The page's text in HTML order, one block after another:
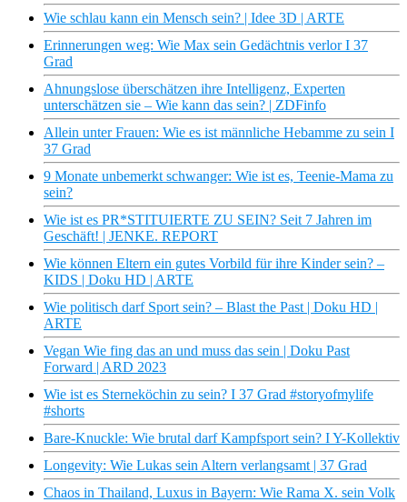
Wie schlau kann ein Mensch sein? | Idee 3D | ARTE
Erinnerungen weg: Wie Max sein Gedächtnis verlor I 37
Grad
Ahnungslose überschätzen ihre Intelligenz, Experten
unterschätzen sie – Wie kann das sein? | ZDFinfo
Allein unter Frauen: Wie es ist männliche Hebamme zu sein I
37 Grad
9 Monate unbemerkt schwanger: Wie ist es, Teenie-Mama zu
sein?
Wie ist es PR*STITUIERTE ZU SEIN? Seit 7 Jahren im
Geschäft! | JENKE. REPORT
Wie können Eltern ein gutes Vorbild für ihre Kinder sein? –
KIDS | Doku HD | ARTE
Wie politisch darf Sport sein? – Blast the Past | Doku HD |
ARTE
Vegan Wie fing das an und muss das sein | Doku Past
Forward | ARD 2023
Wie ist es Sterneköchin zu sein? I 37 Grad #storyofmylife
#shorts
Bare-Knuckle: Wie brutal darf Kampfsport sein? I Y-Kollektiv
Longevity: Wie Lukas sein Altern verlangsamt | 37 Grad
Chaos in Thailand, Luxus in Bayern: Wie Rama X. sein Volk